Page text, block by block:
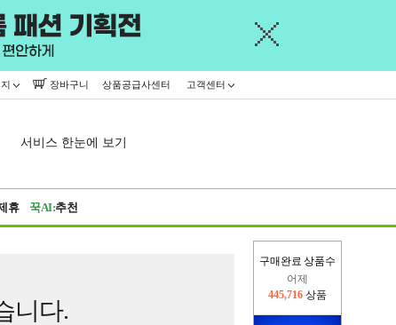
장바구니 상품공급사센터 고객센터
서비스 한눈에 보기
휴 꾹AI:추천
구매완료 상품수
어제
445,716 상품
니다.